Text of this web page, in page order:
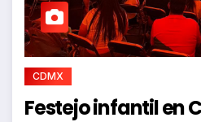
CDMX
Festejo infantil en